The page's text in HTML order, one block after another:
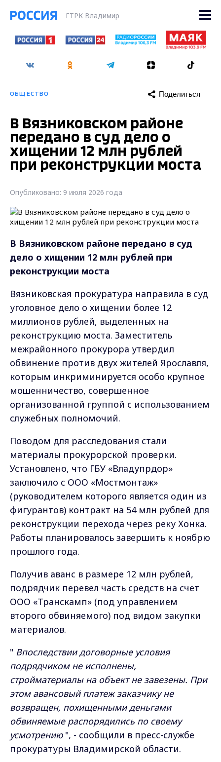
ГТРК Владимир
ОБЩЕСТВО Поделиться
В Вязниковском районе
передано в суд дело о
хищении 12 млн рублей
при реконструкции моста
Опубликовано: 9 июля 2026 года
В Вязниковском районе передано в суд
дело о хищении 12 млн рублей при
реконструкции моста
Вязниковская прокуратура направила в суд
уголовное дело о хищении более 12
миллионов рублей, выделенных на
реконструкцию моста. Заместитель
межрайонного прокурора утвердил
обвинение против двух жителей Ярославля,
которым инкриминируется особо крупное
мошенничество, совершенное
организованной группой с использованием
служебных полномочий.
Поводом для расследования стали
материалы прокурорской проверки.
Установлено, что ГБУ «Владупрдор»
заключило с ООО «Мостмонтаж»
(руководителем которого является один из
фигурантов) контракт на 54 млн рублей для
реконструкции перехода через реку Хонка.
Работы планировалось завершить к ноябрю
прошлого года.
Получив аванс в размере 12 млн рублей,
подрядчик перевел часть средств на счет
ООО «Транскамп» (под управлением
второго обвиняемого) под видом закупки
материалов.
" Впоследствии договорные условия
подрядчиком не исполнены,
стройматериалы на объект не завезены. При
этом авансовый платеж заказчику не
возвращен, похищенными деньгами
обвиняемые распорядились по своему
усмотрению", - сообщили в пресс-службе
прокуратуры Владимирской области.